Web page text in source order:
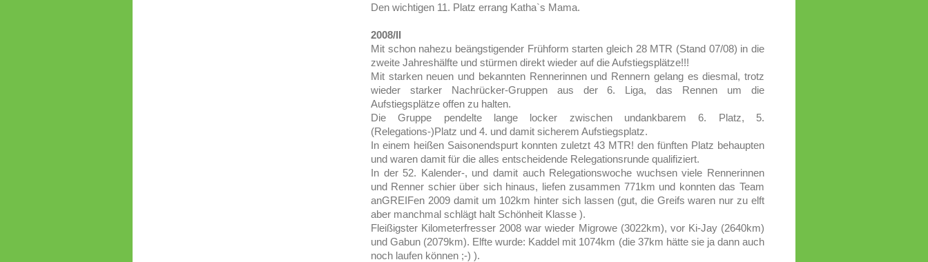
Den wichtigen 11. Platz errang Katha`s Mama.
2008/II
Mit schon nahezu beängstigender Frühform starten gleich 28 MTR (Stand 07/08) in die
zweite Jahreshälfte und stürmen direkt wieder auf die Aufstiegsplätze!!!
Mit starken neuen und bekannten Rennerinnen und Rennern gelang es diesmal, trotz
wieder starker Nachrücker-Gruppen aus der 6. Liga, das Rennen um die
Aufstiegsplätze offen zu halten.
Die Gruppe pendelte lange locker zwischen undankbarem 6. Platz, 5.
(Relegations-)Platz und 4. und damit sicherem Aufstiegsplatz.
In einem heißen Saisonendspurt konnten zuletzt 43 MTR! den fünften Platz behaupten
und waren damit für die alles entscheidende Relegationsrunde qualifiziert.
In der 52. Kalender-, und damit auch Relegationswoche wuchsen viele Rennerinnen
und Renner schier über sich hinaus, liefen zusammen 771km und konnten das Team
anGREIFen 2009 damit um 102km hinter sich lassen (gut, die Greifs waren nur zu elft
aber manchmal schlägt halt Schönheit Klasse ).
Fleißigster Kilometerfresser 2008 war wieder Migrowe (3022km), vor Ki-Jay (2640km)
und Gabun (2079km). Elfte wurde: Kaddel mit 1074km (die 37km hätte sie ja dann auch
noch laufen können ;-) ).